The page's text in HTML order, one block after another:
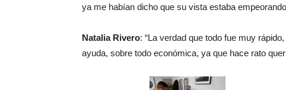
ya me habían dicho que su vista estaba
Natalia Rivero: “La verdad que todo fue muy
ayuda, sobre todo económica, ya que hace rato